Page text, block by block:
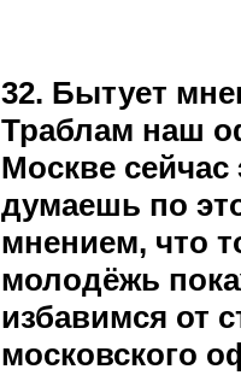
32. Бытует
Траблам наш
Москве сейчас
думаешь по
мнением, что
молодёжь
избавимся от
московского